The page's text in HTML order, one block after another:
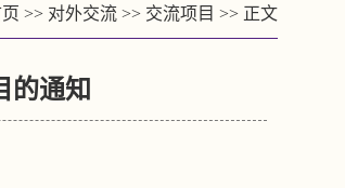
>> 对外交流 >> 交流项目 >> 正文
的通知